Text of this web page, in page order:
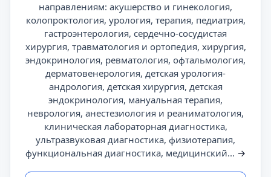
направлениям: акушерство и гинекология,
колопроктология, урология, терапия, педиатрия,
гастроэнтерология, сердечно-сосудистая
хирургия, травматология и ортопедия, хирургия,
эндокринология, ревматология, офтальмология,
дерматовенерология, детская урология-
андрология, детская хирургия, детская
эндокринология, мануальная терапия,
неврология, анестезиология и реаниматология,
клиническая лабораторная диагностика,
ультразвуковая диагностика, физиотерапия,
функциональная диагностика, медицинский... →